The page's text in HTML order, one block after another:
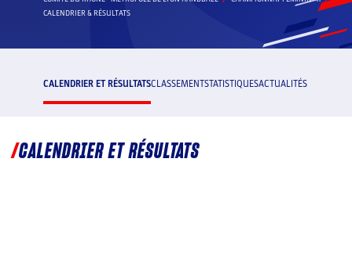
CALENDRIER & RÉSULTATS
CALENDRIER ET RÉSULTATSCLASSEMENTSTATISTIQUESACTUALITÉS
CALENDRIER ET RÉSULTATS